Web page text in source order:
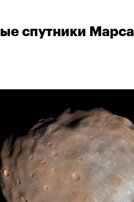
спутники Марса